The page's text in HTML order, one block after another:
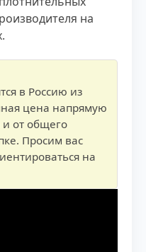
на
в Россию из
цена напрямую
и от общего
Просим вас
на